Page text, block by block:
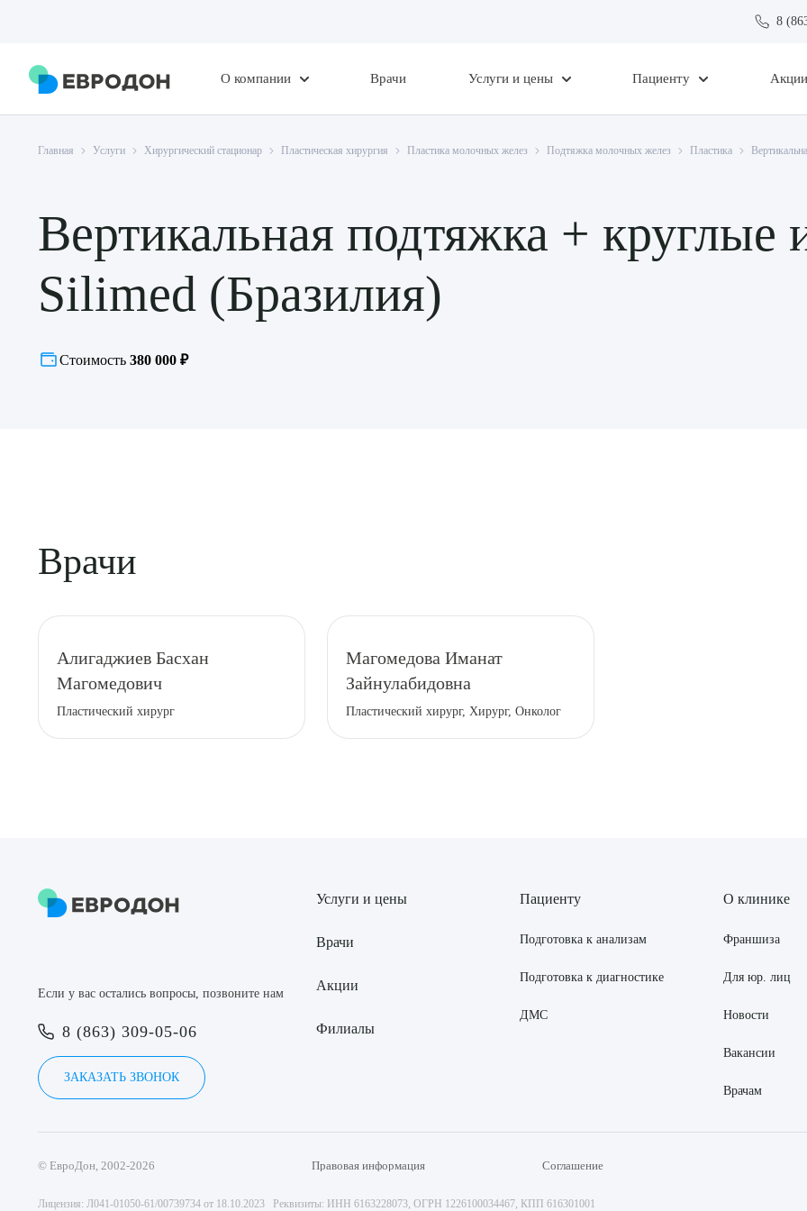
8
О компании Врачи Услуги и цены Пациенту Акции
Главная Услуги Хирургический стационар Пластическая хирургия Пластика молочных желез Подтяжка молочных желез Пластика
Вертикальная подтяжка + круглые
Silimed (Бразилия)
Стоимость 380 000 ₽
Врачи
Алигаджиев Басхан
Магомедович
Пластический хирург
Магомедова Иманат
Зайнулабидовна
Пластический хирург, Хирург, Онколог
Если у вас остались вопросы, позвоните нам
8 (863) 309-05-06
ЗАКАЗАТЬ ЗВОНОК
Услуги и цены
Врачи
Акции
Филиалы
Пациенту
Подготовка к анализам
Подготовка к диагностике
ДМС
О клинике
Франшиза
Для юр. лиц
Новости
Вакансии
Врачам
© ЕвроДон, 2002-2026 Правовая информация Соглашение
Лицензия: Л041-01050-61/00739734 от 18.10.2023 Реквизиты: ИНН 6163228073, ОГРН 1226100034467, КПП 616301001
ОТПРАВИТЬ Я даю согласие на